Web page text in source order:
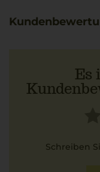
passt hervorragend
Es
Schreiben